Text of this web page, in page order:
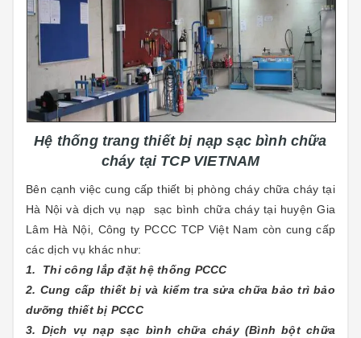
Hệ thống trang thiết bị nạp sạc bình chữa
cháy tại TCP VIETNAM
Bên cạnh việc cung cấp thiết bị phòng cháy chữa cháy tại
Hà Nội và dịch vụ nạp sạc bình chữa cháy tại huyện Gia
Lâm Hà Nội, Công ty PCCC TCP Việt Nam còn cung cấp
các dịch vụ khác như:
1. Thi công lắp đặt hệ thống PCCC
2. Cung cấp thiết bị và kiểm tra sửa chữa bảo trì bảo
dưỡng thiết bị PCCC
3. Dịch vụ nạp sạc bình chữa cháy (Bình bột chữa